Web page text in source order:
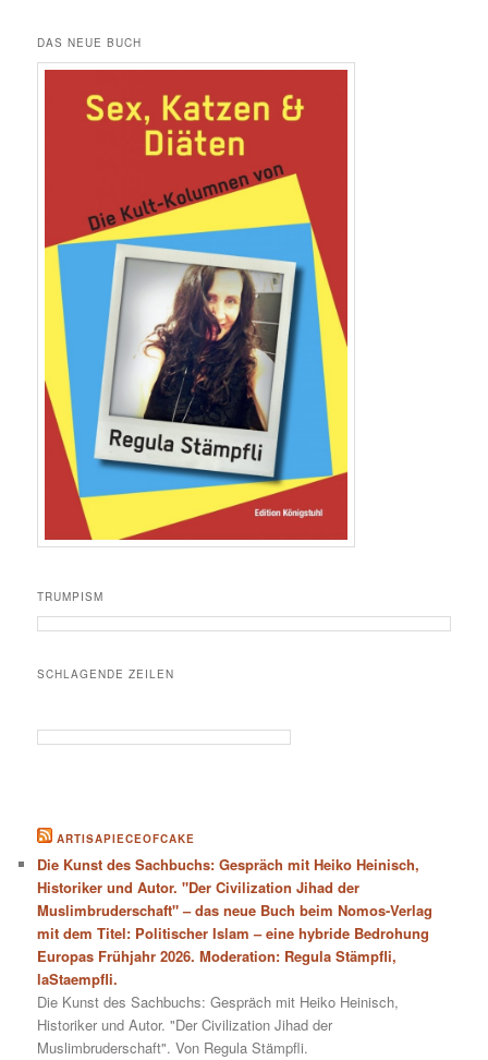
DAS NEUE BUCH
TRUMPISM
SCHLAGENDE ZEILEN
ARTISAPIECEOFCAKE
Die Kunst des Sachbuchs: Gespräch mit Heiko Heinisch,
Historiker und Autor. "Der Civilization Jihad der
Muslimbruderschaft" – das neue Buch beim Nomos-Verlag
mit dem Titel: Politischer Islam – eine hybride Bedrohung
Europas Frühjahr 2026. Moderation: Regula Stämpfli,
laStaempfli.
Die Kunst des Sachbuchs: Gespräch mit Heiko Heinisch,
Historiker und Autor. "Der Civilization Jihad der
Muslimbruderschaft". Von Regula Stämpfli.